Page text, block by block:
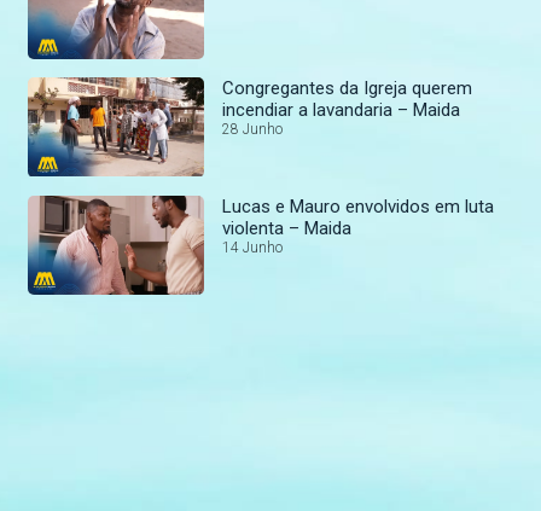
Congregantes da Igreja querem
incendiar a lavandaria – Maida
28 Junho
Lucas e Mauro envolvidos em luta
violenta – Maida
14 Junho